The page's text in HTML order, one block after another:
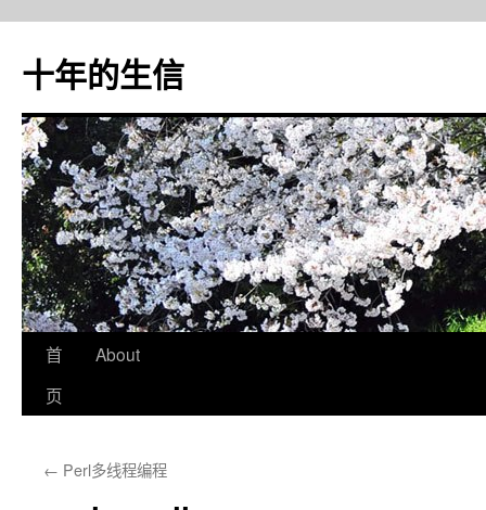
十年的生信
跳
至
文
首
页
About
← Perl多线程编程